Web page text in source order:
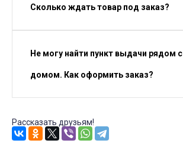
Сколько ждать товар под заказ?
Не могу найти пункт выдачи рядом с
домом. Как оформить заказ?
Рассказать друзьям!